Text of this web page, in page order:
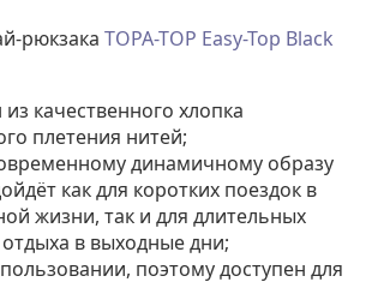
рюкзака TOPA-TOP Easy-Top Black
из качественного хлопка
плетения нитей;
динамичному образу
как для коротких поездок в
жизни, так и для длительных
в выходные дни;
поэтому доступен для